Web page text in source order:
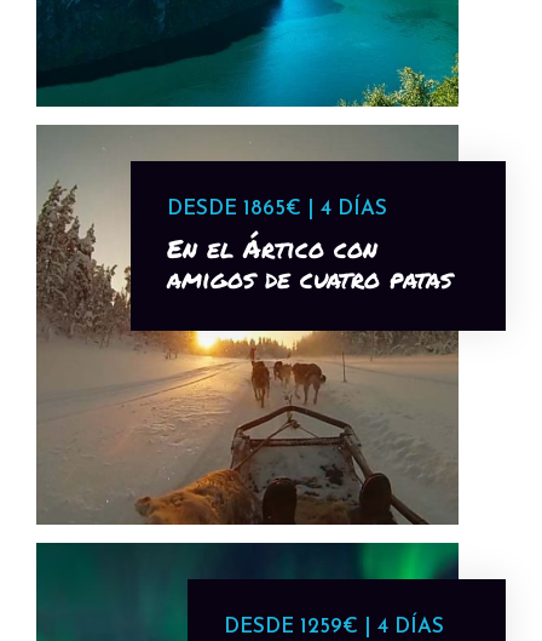
DESDE 1865€ | 4 DÍAS
En el Ártico con
amigos de cuatro patas
DESDE 1259€ | 4 DÍAS